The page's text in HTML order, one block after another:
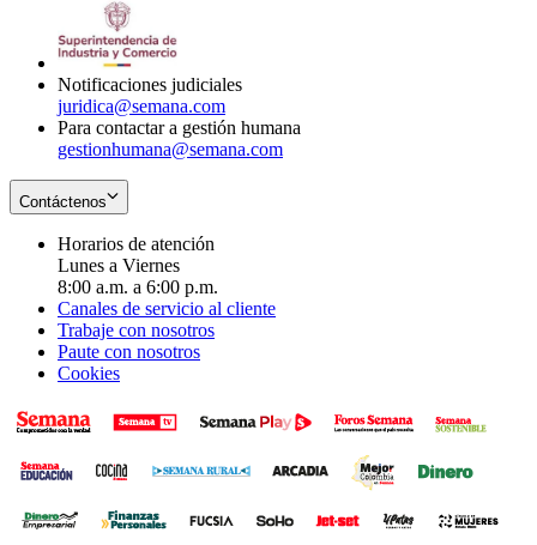
Notificaciones judiciales
juridica@semana.com
Para contactar a gestión humana
gestionhumana@semana.com
Contáctenos
Horarios de atención
Lunes a Viernes
8:00 a.m. a 6:00 p.m.
Canales de servicio al cliente
Trabaje con nosotros
Paute con nosotros
Cookies